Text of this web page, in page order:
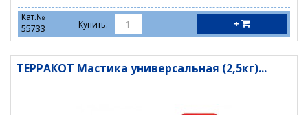
Кат.№
55733
Купить: +
ТЕРРАКОТ Мастика универсальная (2,5кг)...